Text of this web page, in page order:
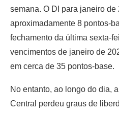
semana. O DI para janeiro de
aproximadamente 8 pontos-
fechamento da última sexta-
vencimentos de janeiro de
em cerca de 35 pontos-base.
No entanto, ao longo do dia,
Central perdeu graus de